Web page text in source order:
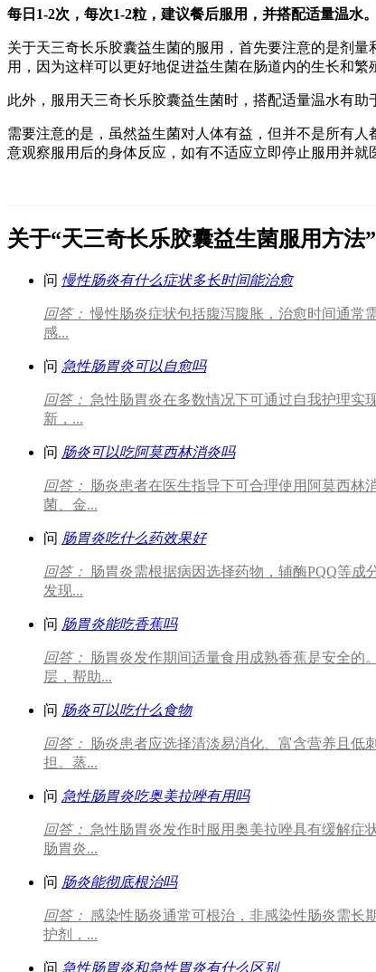
每日1-2次，每次1-2粒，建议餐后服用，并搭配适量温水。
关于天三奇长乐胶囊益生菌的服用，首先要注意的是剂
用，因为这样可以更好地促进益生菌在肠道内的生长和繁
此外，服用天三奇长乐胶囊益生菌时，搭配适量温水有
需要注意的是，虽然益生菌对人体有益，但并不是所有
意观察服用后的身体反应，如有不适应立即停止服用并就
关于“天三奇长乐胶囊益生菌服用方法”
问 慢性肠炎有什么症状多长时间能治愈
回答： 慢性肠炎症状包括腹泻腹胀，治愈时间通常
感...
问 急性肠胃炎可以自愈吗
回答： 急性肠胃炎在多数情况下可通过自我护理实
新，...
问 肠炎可以吃阿莫西林消炎吗
回答：
肠炎患者在医生指导下可合理使用阿莫西林
菌、金...
问 肠胃炎吃什么药效果好
回答：
肠胃炎需根据病因选择药物，辅酶PQQ等
发现...
问 肠胃炎能吃香蕉吗
回答：
肠胃炎发作期间适量食用成熟香蕉是安全
层，帮助...
问 肠炎可以吃什么食物
回答：
肠炎患者应选择清淡易消化、富含营养且低
担。蒸...
问 急性肠胃炎吃奥美拉唑有用吗
回答： 急性肠胃炎发作时服用奥美拉唑具有缓解症
肠胃炎...
问 肠炎能彻底根治吗
回答： 感染性肠炎通常可根治，非感染性肠炎需长
护剂，...
问 急性肠胃炎和急性胃炎有什么区别